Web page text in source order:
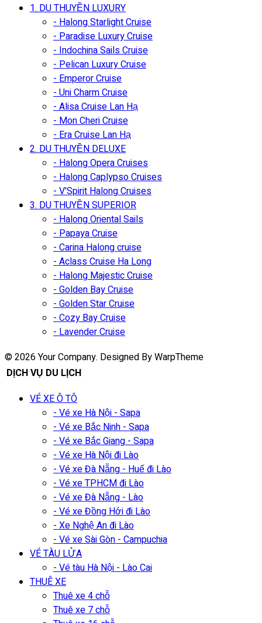
1. DU THUYỀN LUXURY
- Halong Starlight Cruise
- Paradise Luxury Cruise
- Indochina Sails Cruise
- Pelican Luxury Cruise
- Emperor Cruise
- Uni Charm Cruise
- Alisa Cruise Lan Hạ
- Mon Cheri Cruise
- Era Cruise Lan Hạ
2. DU THUYỀN DELUXE
- Halong Opera Cruises
- Halong Caplypso Cruises
- V'Spirit Halong Cruises
3. DU THUYỀN SUPERIOR
- Halong Oriental Sails
- Papaya Cruise
- Carina Halong cruise
- Aclass Cruise Ha Long
- Halong Majestic Cruise
- Golden Bay Cruise
- Golden Star Cruise
- Cozy Bay Cruise
- Lavender Cruise
© 2026 Your Company. Designed By WarpTheme
DỊCH VỤ DU LỊCH
VÉ XE Ô TÔ
- Vé xe Hà Nội - Sapa
- Vé xe Bắc Ninh - Sapa
- Vé xe Bắc Giang - Sapa
- Vé xe Hà Nội đi Lào
- Vé xe Đà Nẵng - Huế đi Lào
- Vé xe TPHCM đi Lào
- Vé xe Đà Nẵng - Lào
- Vé xe Đồng Hới đi Lào
- Xe Nghệ An đi Lào
- Vé xe Sài Gòn - Campuchia
VÉ TÀU LỬA
- Vé tàu Hà Nội - Lào Cai
THUÊ XE
Thuê xe 4 chỗ
Thuê xe 7 chỗ